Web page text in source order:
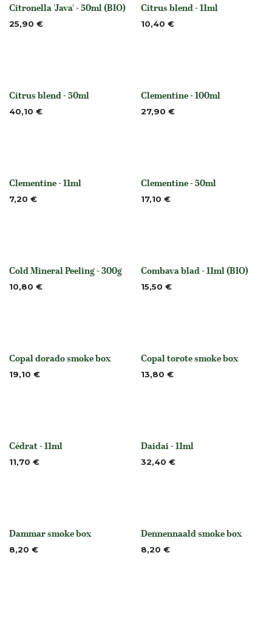
None
Citronella 'Java' - 50ml (BIO)
25,90 € None
Citrus blend - 11ml
10,40 €
None
Citrus blend - 50ml
40,10 € None
Clementine - 100ml
27,90 €
None
Clementine - 11ml
7,20 € None
Clementine - 50ml
17,10 €
None
Cold Mineral Peeling - 300g
10,80 € None
Combava blad - 11ml (BIO)
15,50 €
Niet op voorraad
Copal dorado smoke box
19,10 € Niet op voorraad
Copal torote smoke box
13,80 €
None
Cédrat - 11ml
11,70 € Niet op voorraad
Daidai - 11ml
32,40 €
None
Dammar smoke box
8,20 € None
Dennennaald smoke box
8,20 €